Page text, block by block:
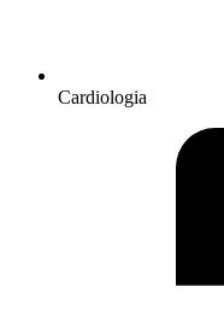
Cardiologia